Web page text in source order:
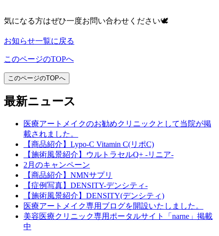
気になる方はぜひ一度お問い合わせください🕊
お知らせ一覧に戻る
このページのTOPへ
このページのTOPへ
最新ニュース
医療アートメイクのお勧めクリニックとして当院が掲
載されました。
【商品紹介】Lypo-C Vitamin C(リポC)
【施術風景紹介】ウルトラセルQ+ -リニア-
2月のキャンペーン
【商品紹介】NMNサプリ
【症例写真】DENSITY-デンシティ-
【施術風景紹介】DENSITY(デンシティ)
医療アートメイク専用ブログを開設いたしました。
美容医療クリニック専用ポータルサイト「narne」掲載
中